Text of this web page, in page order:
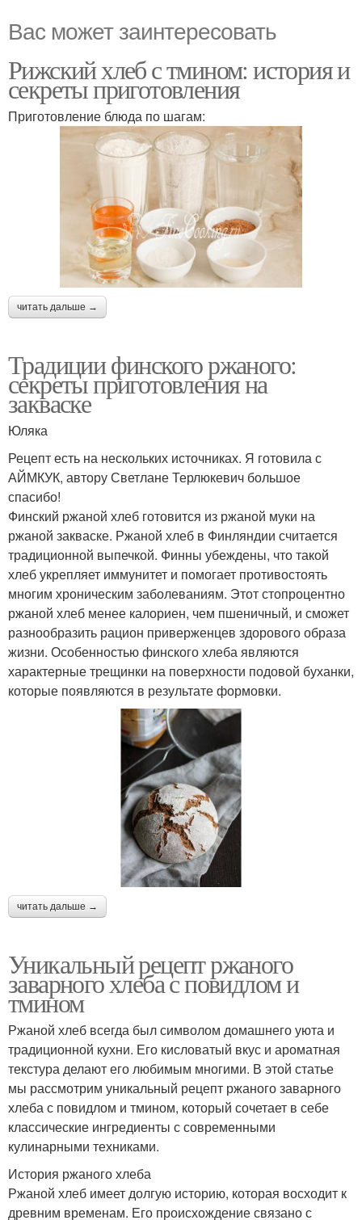
Вас может заинтересовать
Рижский хлеб с тмином: история и
секреты приготовления
Приготовление блюда по шагам:
читать дальше →
Традиции финского ржаного:
секреты приготовления на
закваске
Юляка
Рецепт есть на нескольких источниках. Я готовила с
АЙМКУК, автору Светлане Терлюкевич большое
спасибо!
Финский ржаной хлеб готовится из ржаной муки на
ржаной закваске. Ржаной хлеб в Финляндии считается
традиционной выпечкой. Финны убеждены, что такой
хлеб укрепляет иммунитет и помогает противостоять
многим хроническим заболеваниям. Этот стопроцентно
ржаной хлеб менее калориен, чем пшеничный, и сможет
разнообразить рацион приверженцев здорового образа
жизни. Особенностью финского хлеба являются
характерные трещинки на поверхности подовой буханки,
которые появляются в результате формовки.
читать дальше →
Уникальный рецепт ржаного
заварного хлеба с повидлом и
тмином
Ржаной хлеб всегда был символом домашнего уюта и
традиционной кухни. Его кисловатый вкус и ароматная
текстура делают его любимым многими. В этой статье
мы рассмотрим уникальный рецепт ржаного заварного
хлеба с повидлом и тмином, который сочетает в себе
классические ингредиенты с современными
кулинарными техниками.
История ржаного хлеба
Ржаной хлеб имеет долгую историю, которая восходит к
древним временам. Его происхождение связано с